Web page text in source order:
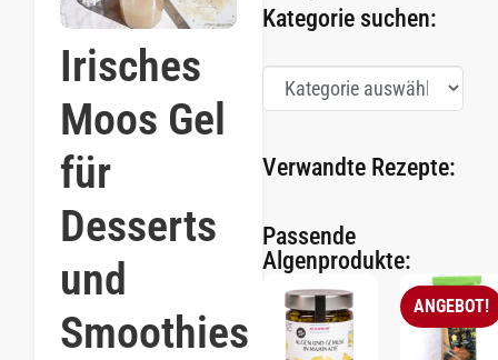
Irisches
Moos Gel
für
Desserts
und
Smoothies
Kategorie suchen:
Verwandte Rezepte:
Passende
Algenprodukte:
ANGEBOT!